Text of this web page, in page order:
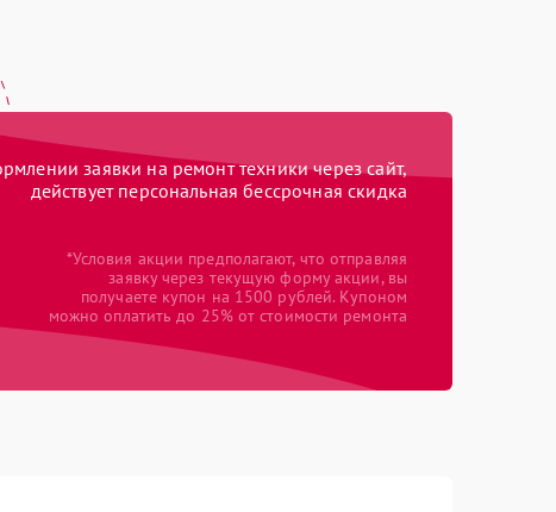
заявки на ремонт техники через сайт,
действует персональная бессрочная скидка
*Условия акции предполагают, что отправляя
заявку через текущую форму акции, вы
получаете купон на 1500 рублей. Купоном
можно оплатить до 25% от стоимости ремонта